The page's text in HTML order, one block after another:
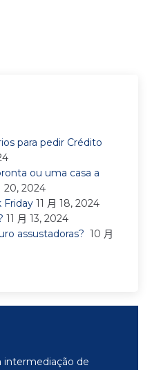
para pedir Crédito
ou uma casa a
20, 2024
Friday 11 月 18, 2024
11 月 13, 2024
assustadoras? 10 月
intermediação de